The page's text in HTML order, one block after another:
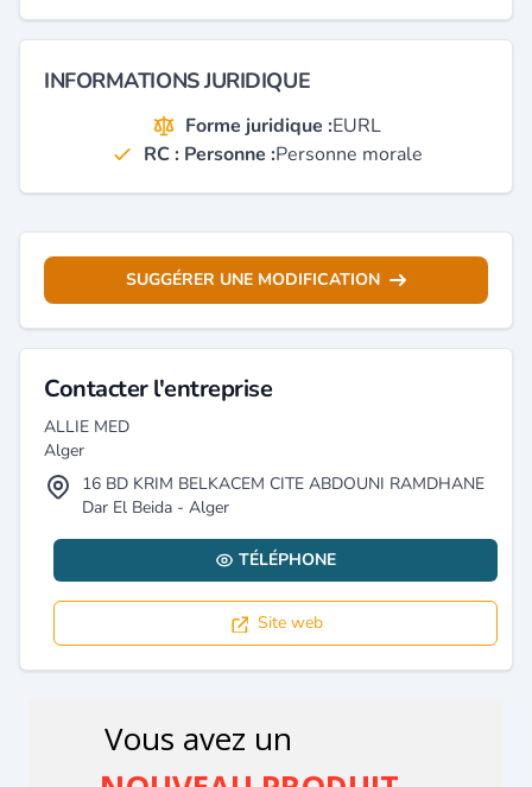
INFORMATIONS JURIDIQUE
Forme juridique :EURL
RC : Personne :Personne morale
SUGGÉRER UNE MODIFICATION
Contacter l'entreprise
ALLIE MED
Alger
16 BD KRIM BELKACEM CITE ABDOUNI RAMDHANE
Dar El Beida - Alger
TÉLÉPHONE
Site web